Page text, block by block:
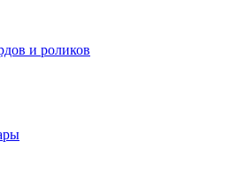
и роликов